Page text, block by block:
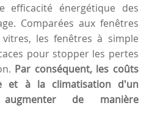
efficacité énergétique des
Comparées aux fenêtres
les fenêtres à simple
pour stopper les pertes
Par conséquent, les coûts
et à la climatisation d'un
de manière